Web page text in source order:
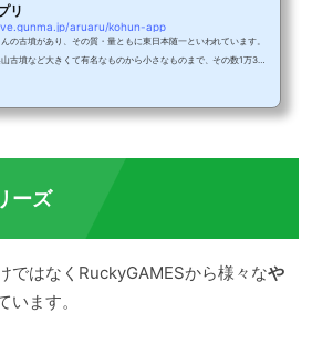
リ
aruaru/kohun-app
の古墳があり、その質・量ともに東日本随一といわれています。
古墳など大きくて有名なものから小さなものまで、その数1万324
みました。群馬県内の古墳調査事情1935年の古墳調査で発刊され
ーズ
ではなくRuckyGAMESから様々なや
います。